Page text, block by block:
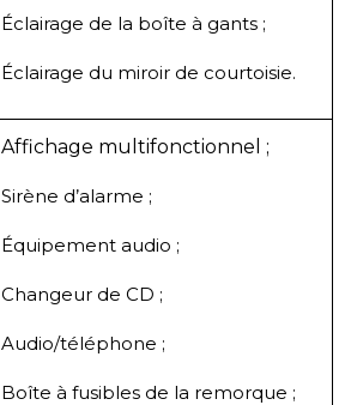
Éclairage de la boîte à gants ;
Éclairage du miroir de courtoisie.
Affichage multifonctionnel ;
Sirène d’alarme ;
Équipement audio ;
Changeur de CD ;
Audio/téléphone ;
Boîte à fusibles de la remorque ;